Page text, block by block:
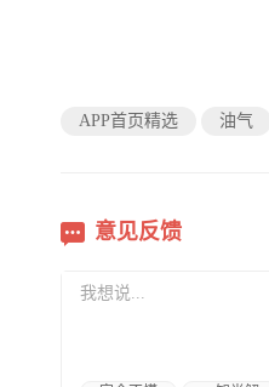
APP首页精选 油气
意见反馈